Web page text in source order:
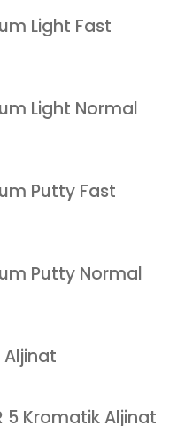
Light Fast
Light Normal
Putty Fast
Putty Normal
Aljinat
5 Kromatik Aljinat